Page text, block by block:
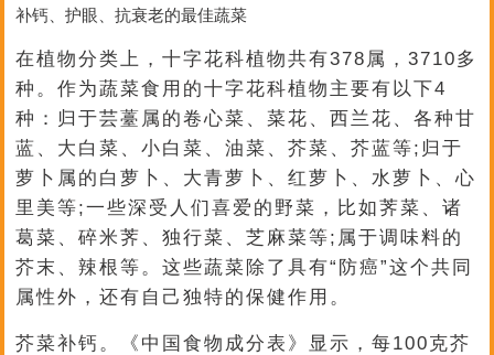
补钙、护眼、抗衰老的最佳蔬菜
在植物分类上，十字花科植物共有378属，3710多
种。作为蔬菜食用的十字花科植物主要有以下4
种：归于芸薹属的卷心菜、菜花、西兰花、各种甘
蓝、大白菜、小白菜、油菜、芥菜、芥蓝等;归于
萝卜属的白萝卜、大青萝卜、红萝卜、水萝卜、心
里美等;一些深受人们喜爱的野菜，比如荠菜、诸
葛菜、碎米荠、独行菜、芝麻菜等;属于调味料的
芥末、辣根等。这些蔬菜除了具有“防癌”这个共同
属性外，还有自己独特的保健作用。
芥菜补钙。《中国食物成分表》显示，每100克芥